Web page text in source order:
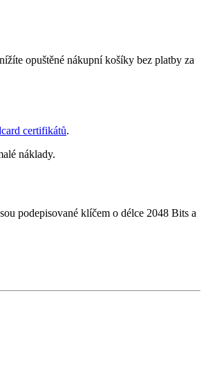
opuštěné nákupní košíky bez platby za
certifikátů.
náklady.
podepisované klíčem o délce 2048 Bits a